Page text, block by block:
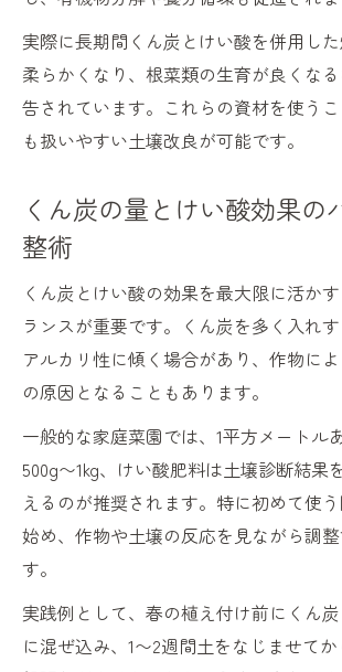
実際に長期間くん炭とけい酸を併用し
柔らかくなり、根菜類の生育が良くな
告されています。これらの資材を使う
も扱いやすい土壌改良が可能です。
くん炭の量とけい酸効果の
整術
くん炭とけい酸の効果を最大限に活か
ランスが重要です。くん炭を多く入れ
アルカリ性に傾く場合があり、作物に
の原因となることもあります。
一般的な家庭菜園では、1平方メートル
500g〜1kg、けい酸肥料は土壌診断結果
えるのが推奨されます。特に初めて使
始め、作物や土壌の反応を見ながら調
す。
実践例として、春の植え付け前にくん
に混ぜ込み、1〜2週間土をなじませて